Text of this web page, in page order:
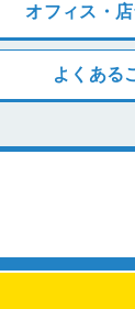
オフィス・
よくある